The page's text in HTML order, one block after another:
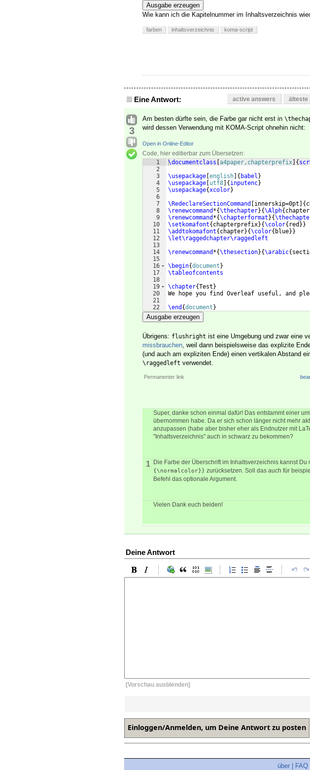
Ausgabe erzeugen
Wie kann ich die Kapitelnummer im Inhaltsverzeichnis
farben inhaltsverzeichnis koma-script
Eine Antwort: active answers älteste
3
Am besten dürfte sein, die Farbe gar nicht erst in
wird dessen Verwendung mit KOMA-Script ohnehin nicht:
Open in Online-Editor
Code, hier editierbar zum Übersetzen:
1
2
3
4
5
6
7
8
9
10
11
12
13
14
15
16
17
18
19
20
21
22
\documentclass a4paper,chapterprefix {
\usepackage english { babel }
\usepackage utf8 { inputenc}
\usepackage{xcolor}
\RedeclareSectionCommand
innerskip=0pt {
\renewcommand *{\thechapter}{\Alph{ chapter
\renewcommand *{\chapterformat }{
\setkomafont{ chapterprefix}{\color{ red }}
\addtokomafont{ chapter}{\color{ blue}}
\let\raggedchapter\raggedleft
\renewcommand *{\thesection}{\arabic{
\begin{document }
\tableofcontents
\chapter{Test }
We hope you find Overleaf useful, and
\end {document }
Ausgabe erzeugen
Übrigens: flushright ist eine Umgebung und zwar eine
missbrauchen, weil dann beispielsweise das explizite
(und auch am expliziten Ende) einen vertikalen Abstand
\raggedleft verwendet.
Permanenter link
Super, danke schon einmal dafür! Das entstammt einer
übernommen habe. Da er sich schon länger nicht mehr
anzupassen (habe aber bisher eher als Endnutzer mit
"Inhaltsverzeichnis" auch in schwarz zu bekommen?
1 Die Farbe der Überschrift im Inhaltsverzeichnis kannst Du
{\normalcolor}} zurücksetzen. Soll das auch für
Befehl das optionale Argument.
Vielen Dank euch beiden!
Deine Antwort
[Vorschau ausblenden]
über FAQ